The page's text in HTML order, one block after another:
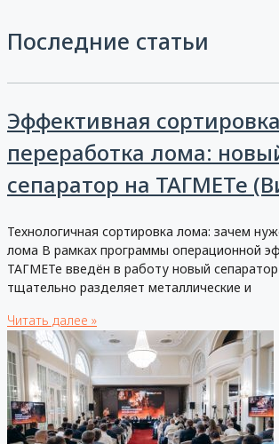
Последние статьи
Эффективная
переработка лома:
сепаратор на ТАГМЕТе
Технологичная сортировка лома: зачем
лома В рамках программы операционной
ТАГМЕТе введён в работу новый
тщательно разделяет металлические и
Читать далее »